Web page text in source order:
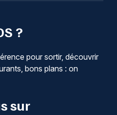
?
pour sortir, découvrir
bons plans : on
sur